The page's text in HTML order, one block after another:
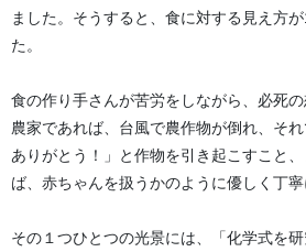
ました。そうすると、食に対する見え方
た。
食の作り手さんが苦労をしながら、必死の
農家であれば、台風で農作物が倒れ、そ
ありがとう！」と作物を引き起こすこと
ば、赤ちゃんを扱うかのように優しく丁寧
その１つひとつの光景には、「化学式を